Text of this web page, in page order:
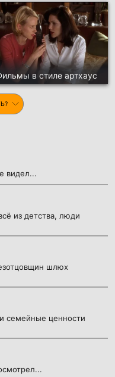
в стиле артхаус
видел...
из детства, люди
шлюх
семейные ценности